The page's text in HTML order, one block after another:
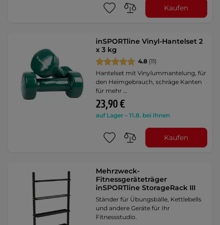
Kaufen
inSPORTline Vinyl-Hantelset 2
x 3 kg
4.8 (11)
Hantelset mit Vinylummantelung, für
den Heimgebrauch, schräge Kanten
für mehr …
23,90 €
auf Lager – 11.8. bei Ihnen
Kaufen
Mehrzweck-
Fitnessgeräteträger
inSPORTline StorageRack III
Ständer für Übungsbälle, Kettlebells
und andere Geräte für Ihr
Fitnessstudio.